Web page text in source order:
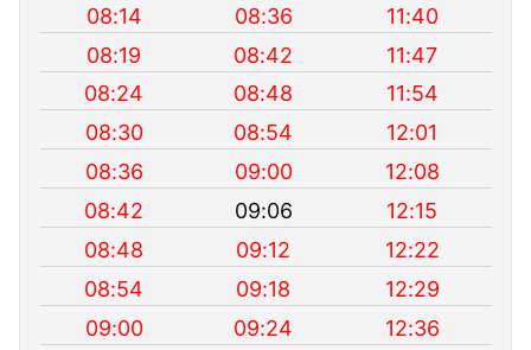
08:14 08:36
11:40
08:19
08:42
11:47
08:24
08:48
11:54
08:30
08:54
12:01
08:36
09:00
12:08
08:42
09:06
12:15
08:48
09:12
12:22
08:54
09:18
12:29
09:00
09:24
12:36